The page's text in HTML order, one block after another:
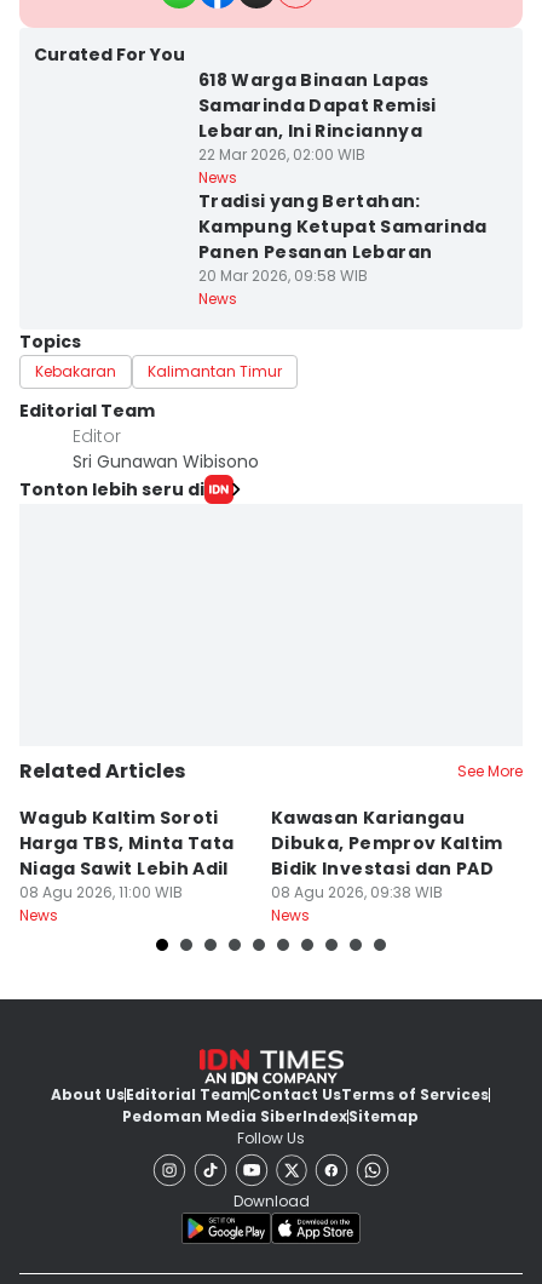
Curated For You
618 Warga Binaan Lapas
Samarinda Dapat Remisi
Lebaran, Ini Rinciannya
22 Mar 2026, 02:00 WIB
News
Tradisi yang Bertahan:
Kampung Ketupat Samarinda
Panen Pesanan Lebaran
20 Mar 2026, 09:58 WIB
News
Topics
Kebakaran Kalimantan Timur
Editorial Team
Editor
Sri Gunawan Wibisono
Tonton lebih seru di
Related Articles See More
Wagub Kaltim Soroti
Harga TBS, Minta Tata
Niaga Sawit Lebih Adil
08 Agu 2026, 11:00 WIB
News
Kawasan Kariangau
Dibuka, Pemprov Kaltim
Bidik Investasi dan PAD
08 Agu 2026, 09:38 WIB
News
About UsEditorial TeamContact UsTerms of Services
Pedoman Media SiberIndexSitemap
Follow Us
Download